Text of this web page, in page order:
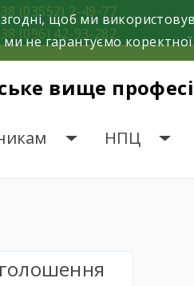
(03552) 2-49-77
(096) 42-93-282
вище
НПЦ
щоб ми
не гарантуємо